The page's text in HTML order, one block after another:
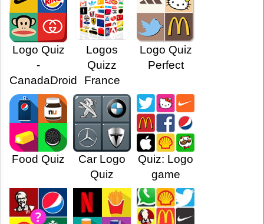
Logo Quiz
-
CanadaDroid
Logos
Quizz
France
Logo Quiz
Perfect
Food Quiz
Car Logo
Quiz
Quiz: Logo
game